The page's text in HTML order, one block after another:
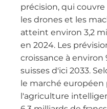
précision, qui couvre
les drones et les
atteint environ 3,2
en 2024. Les
croissance à environ
suisses d'ici 2033.
le marché européen
l'agriculture